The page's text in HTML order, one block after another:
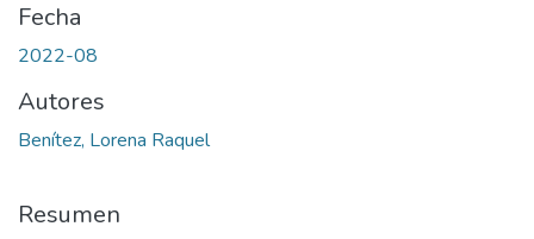
Fecha
2022-08
Autores
Benítez, Lorena Raquel
Resumen